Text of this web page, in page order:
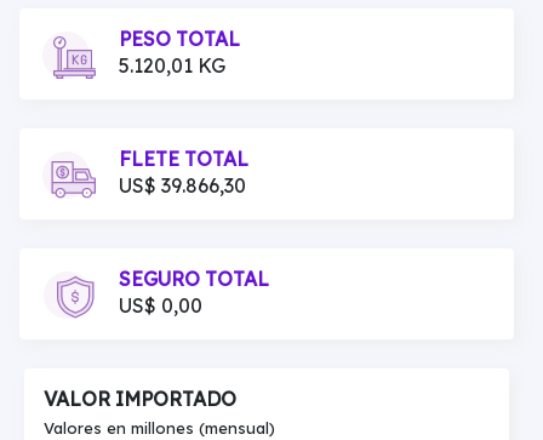
PESO TOTAL
5.120,01 KG
FLETE TOTAL
US$ 39.866,30
SEGURO TOTAL
US$ 0,00
VALOR IMPORTADO
Valores en millones (mensual)